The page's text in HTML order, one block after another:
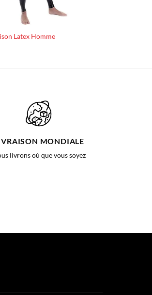
Latex Homme
MONDIALE
livrons où que vous soyez